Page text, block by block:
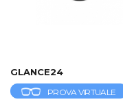
GLANCE24
PROVA VIRTUALE